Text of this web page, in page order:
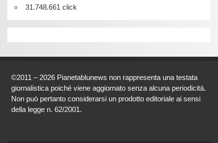
31.748.661 click
©2011 – 2026 Pianetablunews non rappresenta una testata
giornalistica poiché viene aggiornato senza alcuna periodicità.
Non può pertanto considerarsi un prodotto editoriale ai sensi
della legge n. 62/2001.